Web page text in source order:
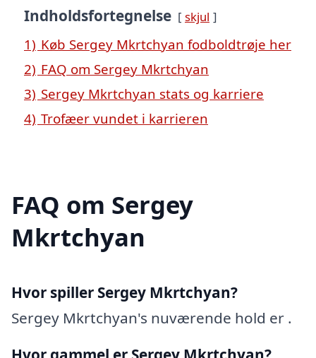
Indholdsfortegnelse skjul
1) Køb Sergey Mkrtchyan fodboldtrøje her
2) FAQ om Sergey Mkrtchyan
3) Sergey Mkrtchyan stats og karriere
4) Trofæer vundet i karrieren
FAQ om Sergey
Mkrtchyan
Hvor spiller Sergey Mkrtchyan?
Sergey Mkrtchyan's nuværende hold er .